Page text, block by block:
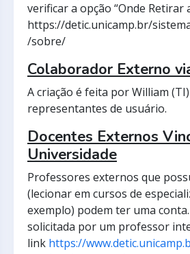
verificar a opção “Onde Retirar
https://detic.unicamp.br/
/sobre/
Colaborador Externo
A criação é feita por William
representantes de usuário.
Docentes Externos
Universidade
Professores externos que
(lecionar em cursos de
exemplo) podem ter uma
solicitada por um professor
link https://